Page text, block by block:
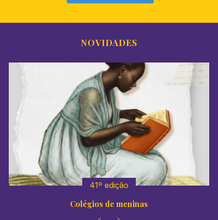
NOVIDADES
41º edição
Colégios de meninas